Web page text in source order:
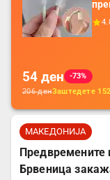
54 ден
-73%
206денЗаштедете
МАКЕДОНИЈА
Предвремените
Брвеница